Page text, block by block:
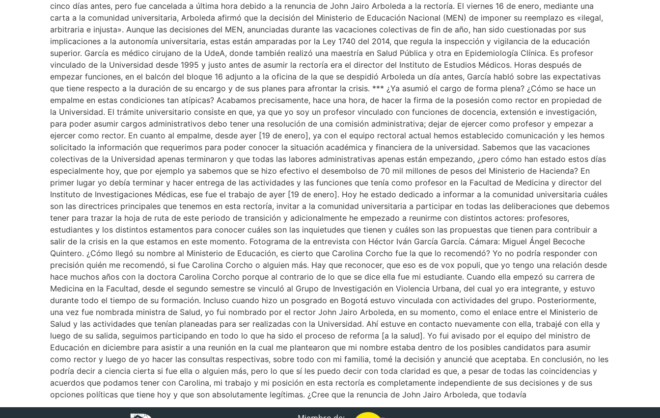
cinco días antes, pero fue cancelada a última hora debido a la renuncia de John Jairo Arboleda a la rectoría. El viernes 16 de enero, mediante una
carta a la comunidad universitaria, Arboleda afirmó que la decisión del Ministerio de Educación Nacional (MEN) de imponer su reemplazo es «ilegal,
arbitraria e injusta». Aunque las decisiones del MEN, anunciadas durante las vacaciones colectivas de fin de año, han sido cuestionadas por sus
implicaciones a la autonomía universitaria, estas están amparadas por la Ley 1740 del 2014, que regula la inspección y vigilancia de la educación
superior. García es médico cirujano de la UdeA, donde también realizó una maestría en Salud Pública y otra en Epidemiología Clínica. Es profesor
vinculado de la Universidad desde 1995 y justo antes de asumir la rectoría era el director del Instituto de Estudios Médicos. Horas después de
empezar funciones, en el balcón del bloque 16 adjunto a la oficina de la que se despidió Arboleda un día antes, García habló sobre las expectativas
que tiene respecto a la duración de su encargo y de sus planes para afrontar la crisis. *** ¿Ya asumió el cargo de forma plena? ¿Cómo se hace un
empalme en estas condiciones tan atípicas? Acabamos precisamente, hace una hora, de hacer la firma de la posesión como rector en propiedad de
la Universidad. El trámite universitario consiste en que, ya que yo soy un profesor vinculado con funciones de docencia, extensión e investigación,
para poder asumir cargos administrativos debo tener una resolución de una comisión administrativa; dejar de ejercer como profesor y empezar a
ejercer como rector. En cuanto al empalme, desde ayer [19 de enero], ya con el equipo rectoral actual hemos establecido comunicación y les hemos
solicitado la información que requerimos para poder conocer la situación académica y financiera de la universidad. Sabemos que las vacaciones
colectivas de la Universidad apenas terminaron y que todas las labores administrativas apenas están empezando, ¿pero cómo han estado estos días
especialmente hoy, que por ejemplo ya sabemos que se hizo efectivo el desembolso de 70 mil millones de pesos del Ministerio de Hacienda? En
primer lugar yo debía terminar y hacer entrega de las actividades y las funciones que tenía como profesor en la Facultad de Medicina y director del
Instituto de Investigaciones Médicas, ese fue el trabajo de ayer [19 de enero]. Hoy he estado dedicado a informar a la comunidad universitaria cuáles
son las directrices principales que tenemos en esta rectoría, invitar a la comunidad universitaria a participar en todas las deliberaciones que debemos
tener para trazar la hoja de ruta de este periodo de transición y adicionalmente he empezado a reunirme con distintos actores: profesores,
estudiantes y los distintos estamentos para conocer cuáles son las inquietudes que tienen y cuáles son las propuestas que tienen para contribuir a
salir de la crisis en la que estamos en este momento. Fotograma de la entrevista con Héctor Iván García García. Cámara: Miguel Ángel Becoche
Quintero. ¿Cómo llegó su nombre al Ministerio de Educación, es cierto que Carolina Corcho fue la que lo recomendó? Yo no podría responder con
precisión quién me recomendó, si fue Carolina Corcho o alguien más. Hay que reconocer, que eso es de vox populi, que yo tengo una relación desde
hace muchos años con la doctora Carolina Corcho porque al contrario de lo que se dice ella fue mi estudiante. Cuando ella empezó su carrera de
Medicina en la Facultad, desde el segundo semestre se vinculó al Grupo de Investigación en Violencia Urbana, del cual yo era integrante, y estuvo
durante todo el tiempo de su formación. Incluso cuando hizo un posgrado en Bogotá estuvo vinculada con actividades del grupo. Posteriormente,
una vez fue nombrada ministra de Salud, yo fui nombrado por el rector John Jairo Arboleda, en su momento, como el enlace entre el Ministerio de
Salud y las actividades que tenían planeadas para ser realizadas con la Universidad. Ahí estuve en contacto nuevamente con ella, trabajé con ella y
luego de su salida, seguimos participando en todo lo que ha sido el proceso de reforma [a la salud]. Yo fui avisado por el equipo del ministro de
Educación en diciembre para asistir a una reunión en la cual me plantearon que mi nombre estaba dentro de los posibles candidatos para asumir
como rector y luego de yo hacer las consultas respectivas, sobre todo con mi familia, tomé la decisión y anuncié que aceptaba. En conclusión, no les
podría decir a ciencia cierta si fue ella o alguien más, pero lo que sí les puedo decir con toda claridad es que, a pesar de todas las coincidencias y
acuerdos que podamos tener con Carolina, mi trabajo y mi posición en esta rectoría es completamente independiente de sus decisiones y de sus
opciones políticas que tiene hoy y que son absolutamente legítimas. ¿Cree que la renuncia de John Jairo Arboleda, que todavía